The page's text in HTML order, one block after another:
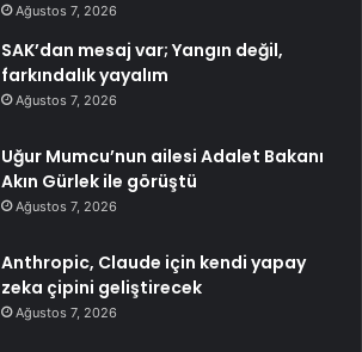
Ağustos 7, 2026
SAK’dan mesaj var; Yangın değil,
farkındalık yayalım
Ağustos 7, 2026
Uğur Mumcu’nun ailesi Adalet Bakanı
Akın Gürlek ile görüştü
Ağustos 7, 2026
Anthropic, Claude için kendi yapay
zeka çipini geliştirecek
Ağustos 7, 2026